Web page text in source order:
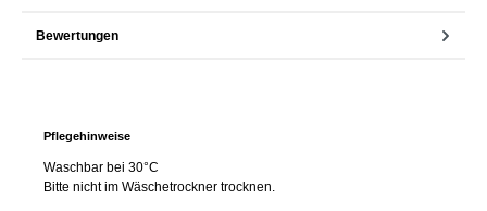
Bewertungen
Pflegehinweise
Waschbar bei 30°C
Bitte nicht im Wäschetrockner trocknen.